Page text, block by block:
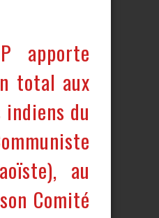
apporte
total aux
indiens du
au
Comité